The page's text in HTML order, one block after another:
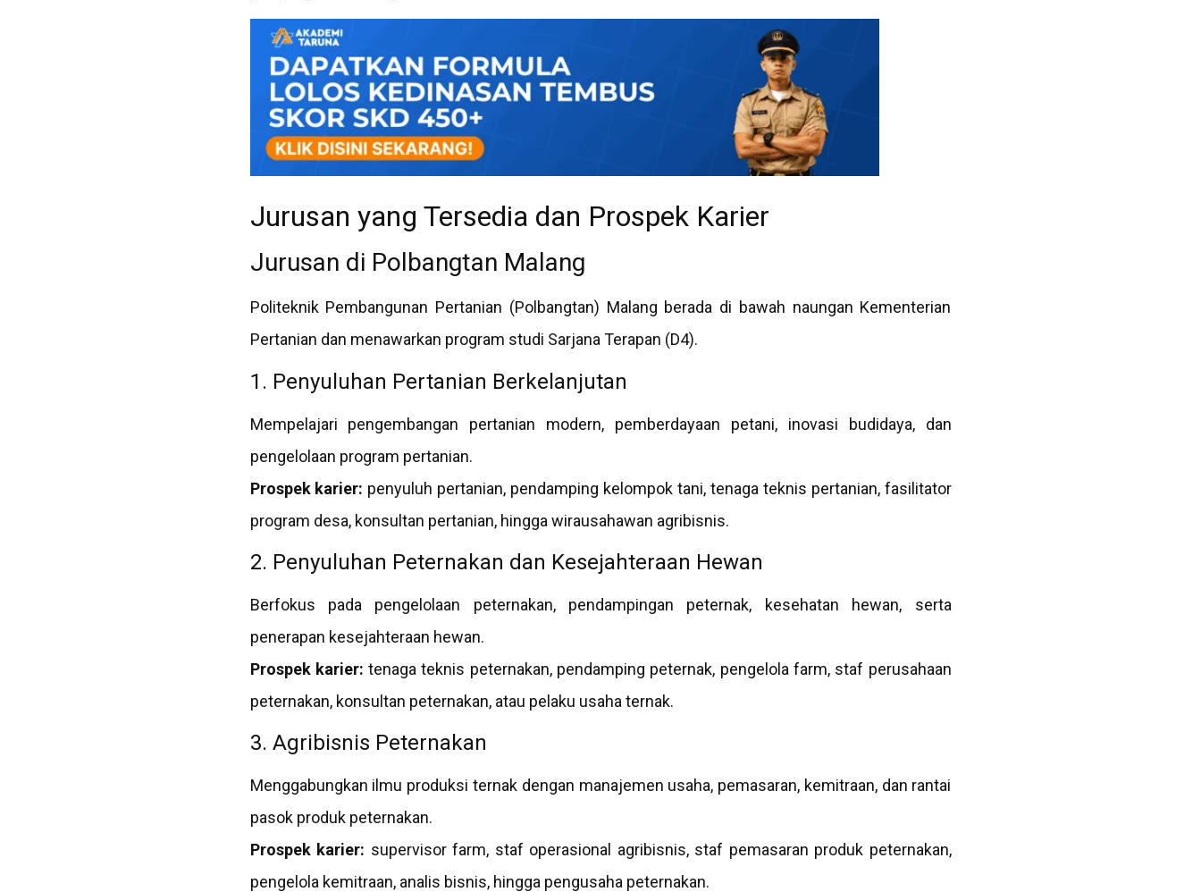
Jurusan yang Tersedia dan Prospek Karier
Jurusan di Polbangtan Malang
Politeknik Pembangunan Pertanian (Polbangtan) Malang berada di bawah naungan Kementerian
Pertanian dan menawarkan program studi Sarjana Terapan (D4).
1. Penyuluhan Pertanian Berkelanjutan
Mempelajari pengembangan pertanian modern, pemberdayaan petani, inovasi budidaya, dan
pengelolaan program pertanian.
Prospek karier: penyuluh pertanian, pendamping kelompok tani, tenaga teknis pertanian, fasilitator
program desa, konsultan pertanian, hingga wirausahawan agribisnis.
2. Penyuluhan Peternakan dan Kesejahteraan Hewan
Berfokus pada pengelolaan peternakan, pendampingan peternak, kesehatan hewan, serta
penerapan kesejahteraan hewan.
Prospek karier: tenaga teknis peternakan, pendamping peternak, pengelola farm, staf perusahaan
peternakan, konsultan peternakan, atau pelaku usaha ternak.
3. Agribisnis Peternakan
Menggabungkan ilmu produksi ternak dengan manajemen usaha, pemasaran, kemitraan, dan rantai
pasok produk peternakan.
Prospek karier: supervisor farm, staf operasional agribisnis, staf pemasaran produk peternakan,
pengelola kemitraan, analis bisnis, hingga pengusaha peternakan.